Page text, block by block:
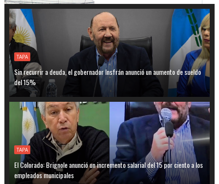
TAPA
Sin recurrir a deuda, el gobernador Insfrán anunció un aumento de sueldo
del 15%
TAPA
El Colorado: Brignole anunció un incremento salarial del 15 por ciento a los
empleados municipales